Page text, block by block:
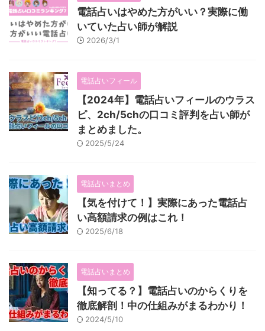
電話占いはやめた方がいい？実際に働
いていた占い師が解説
2026/3/1
電話占いフィール
【2024年】電話占いフィールのウラス
ピ、2ch/5chの口コミ評判を占い師が
まとめました。
2025/5/24
電話占いまとめ
【気を付けて！】実際にあった電話占
い高額請求の例はこれ！
2025/6/18
電話占いまとめ
【知ってる？】電話占いのからくりを
徹底解剖！中の仕組みがまるわかり！
2024/5/10